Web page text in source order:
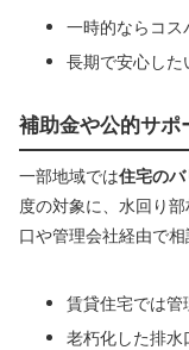
一時的ならコス
長期で安心した
補助金や公的サポ
一部地域では住宅の
度の対象に、水回り
口や管理会社経由で相
賃貸住宅では管
老朽化した排水